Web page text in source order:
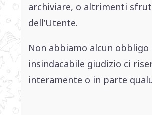
archiviare, o altrimenti
dell’Utente.
Non abbiamo alcun
insindacabile giudizio ci
interamente o in parte